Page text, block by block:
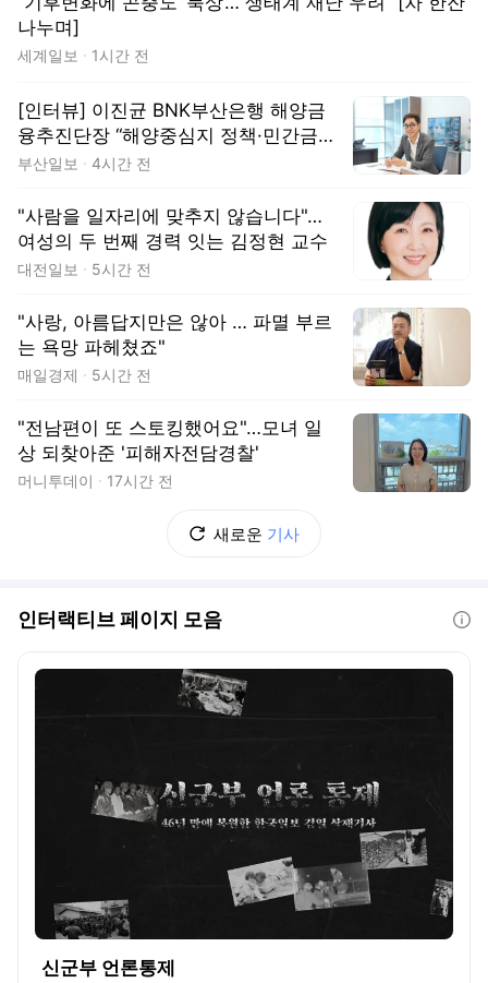
나누며]
세계일보 1시간 전
[인터뷰] 이진균 BNK부산은행 해양금
융추진단장 “해양중심지 정책·민간금융
잇는 연결고리 역할할 것”
부산일보 4시간 전
"사람을 일자리에 맞추지 않습니다"…
여성의 두 번째 경력 잇는 김정현 교수
대전일보 5시간 전
"사랑, 아름답지만은 않아 … 파멸 부르
는 욕망 파헤쳤죠"
매일경제 5시간 전
"전남편이 또 스토킹했어요"…모녀 일
상 되찾아준 '피해자전담경찰'
머니투데이 17시간 전
새로운 기사
인터랙티브 페이지 모음
신군부 언론통제